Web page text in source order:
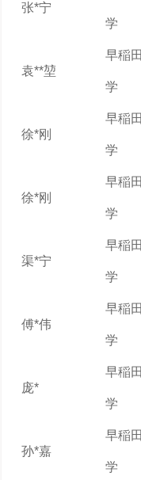
张*宁
学
袁**堃
早稲
学
徐*刚
早稲
学
徐*刚
早稲
学
渠*宁
早稲
学
傅*伟
早稲
学
庞*
早稲
学
孙*嘉
早稲
学